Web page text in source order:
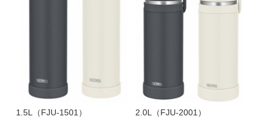
1.5L（FJU-1501） 2.0L（FJU-2001）